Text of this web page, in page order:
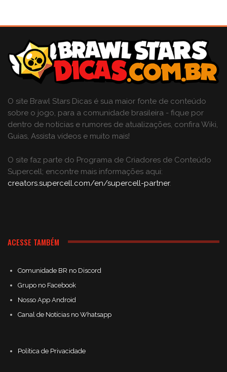
O site Brawl Stars Dicas é sua maior fonte de conteúdo
sobre o jogo, para a comunidade brasileira - fique por
dentro de notícias e rumores de atualizações, confira Wiki,
Guias, Assista vídeos e muito mais!
O site faz parte do Programa de Criadores de Conteúdo
Supercell; encontre mais informações aqui:
creators.supercell.com/en/supercell-partner.
ACESSE TAMBÉM
Comunidade BR no Discord
Grupo no Facebook
Nosso App Android
Canal de Notícias no Whatsapp
Política de Privacidade